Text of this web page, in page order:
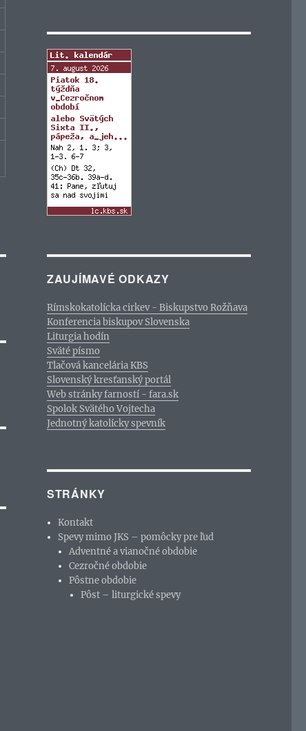
ZAUJÍMAVÉ ODKAZY
Rímskokatolícka cirkev - Biskupstvo Rožňava
Konferencia biskupov Slovenska
Liturgia hodín
Sväté písmo
Tlačová kancelária KBS
Slovenský kresťanský portál
Web stránky farností - fara.sk
Spolok Svätého Vojtecha
Jednotný katolícky spevník
STRÁNKY
Kontakt
Spevy mimo JKS – pomôcky pre ľud
Adventné a vianočné obdobie
Cezročné obdobie
Pôstne obdobie
Pôst – liturgické spevy